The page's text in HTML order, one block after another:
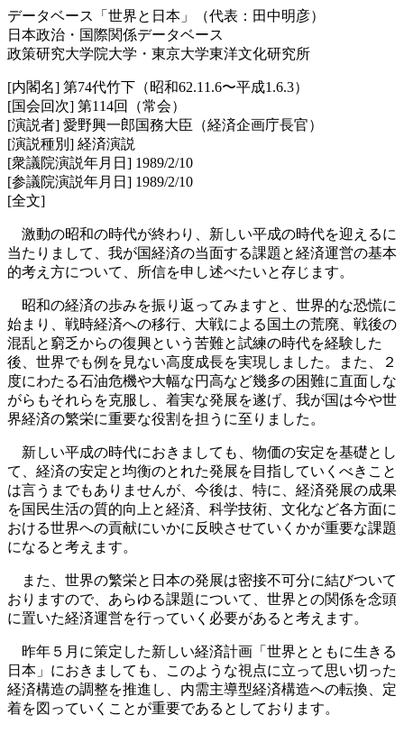
データベース「世界と日本」（代表：田中明彦）
日本政治・国際関係データベース
政策研究大学院大学・東京大学東洋文化研究所
[内閣名] 第74代竹下（昭和62.11.6〜平成1.6.3）
[国会回次] 第114回（常会）
[演説者] 愛野興一郎国務大臣（経済企画庁長官）
[演説種別] 経済演説
[衆議院演説年月日] 1989/2/10
[参議院演説年月日] 1989/2/10
[全文]
激動の昭和の時代が終わり、新しい平成の時代を迎えるに
当たりまして、我が国経済の当面する課題と経済運営の基本
的考え方について、所信を申し述べたいと存じます。
昭和の経済の歩みを振り返ってみますと、世界的な恐慌に
始まり、戦時経済への移行、大戦による国土の荒廃、戦後の
混乱と窮乏からの復興という苦難と試練の時代を経験した
後、世界でも例を見ない高度成長を実現しました。また、２
度にわたる石油危機や大幅な円高など幾多の困難に直面しな
がらもそれらを克服し、着実な発展を遂げ、我が国は今や世
界経済の繁栄に重要な役割を担うに至りました。
新しい平成の時代におきましても、物価の安定を基礎とし
て、経済の安定と均衡のとれた発展を目指していくべきこと
は言うまでもありませんが、今後は、特に、経済発展の成果
を国民生活の質的向上と経済、科学技術、文化など各方面に
おける世界への貢献にいかに反映させていくかが重要な課題
になると考えます。
また、世界の繁栄と日本の発展は密接不可分に結びついて
おりますので、あらゆる課題について、世界との関係を念頭
に置いた経済運営を行っていく必要があると考えます。
昨年５月に策定した新しい経済計画「世界とともに生きる
日本」におきましても、このような視点に立って思い切った
経済構造の調整を推進し、内需主導型経済構造への転換、定
着を図っていくことが重要であるとしております。